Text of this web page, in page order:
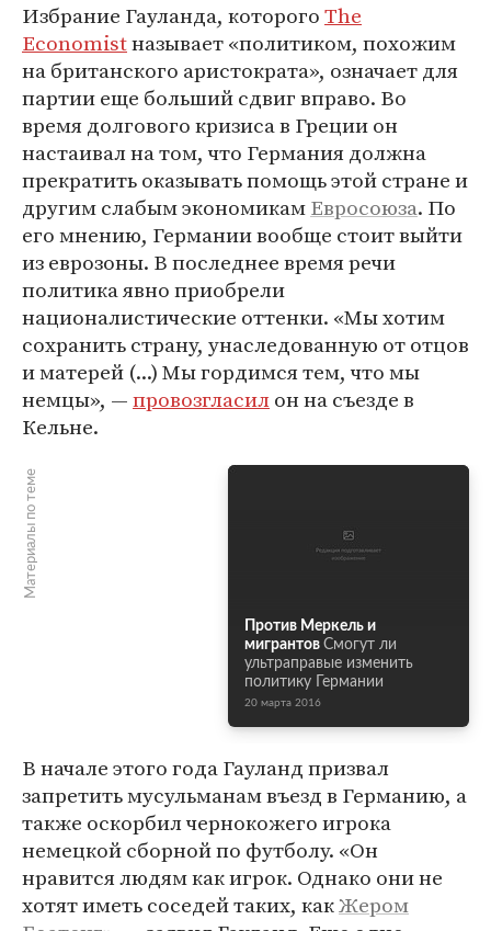
Избрание Гауланда, которогоThe
Economistназывает «политиком, похожим
на британского аристократа», означает для
партии еще больший сдвиг вправо. Во
время долгового кризиса в Греции он
настаивал на том, что Германия должна
прекратить оказывать помощь этой стране и
другим слабым экономикамЕвросоюза. По
его мнению, Германии вообще стоит выйти
из еврозоны. В последнее время речи
политика явно приобрели
националистические оттенки. «Мы хотим
сохранить страну, унаследованную от отцов
и матерей (...) Мы гордимся тем, что мы
немцы», —провозгласилон на съезде в
Кельне.
Материалы по теме
Против Меркель и
мигрантов Смогут ли
ультраправые изменить
политику Германии
20 марта 2016
В начале этого года Гауланд призвал
запретить мусульманам въезд в Германию, а
также оскорбил чернокожего игрока
немецкой сборной по футболу. «Он
нравится людям как игрок. Однако они не
хотят иметь соседей таких, какЖером